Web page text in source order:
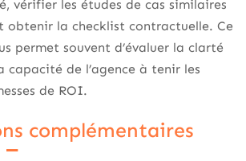
vérifier les études de cas similaires
obtenir la checklist contractuelle. Ce
permet souvent d’évaluer la clarté
capacité de l’agence à tenir les
de ROI.
complémentaires